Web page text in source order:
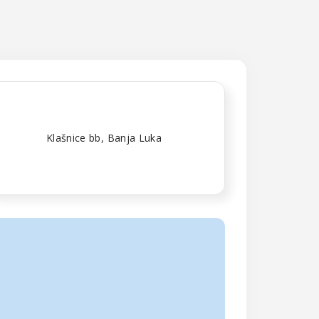
Klašnice bb, Banja Luka